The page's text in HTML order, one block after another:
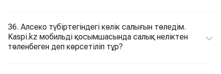
36. Алсеко түбіртегіндегі көлік салығын төледім.
Kaspi.kz мобильді қосымшасында салық неліктен
төленбеген деп көрсетіліп тұр?